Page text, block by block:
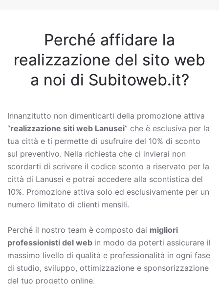
Perché affidare la
realizzazione del sito web
a noi di Subitoweb.it?
Innanzitutto non dimenticarti della promozione attiva
“realizzazione siti web Lanusei” che è esclusiva per la
tua città e ti permette di usufruire del 10% di sconto
sul preventivo. Nella richiesta che ci invierai non
scordarti di scrivere il codice sconto a riservato per la
città di Lanusei e potrai accedere alla scontistica del
10%. Promozione attiva solo ed esclusivamente per un
numero limitato di clienti mensili.
Perché il nostro team è composto dai migliori
professionisti del web in modo da poterti assicurare il
massimo livello di qualità e professionalità in ogni fase
di studio, sviluppo, ottimizzazione e sponsorizzazione
del tuo progetto online.